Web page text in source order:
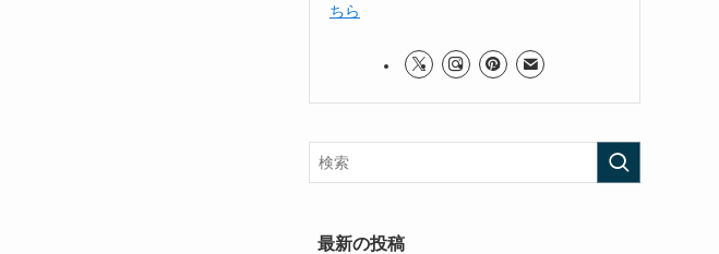
ちら
最新の投稿